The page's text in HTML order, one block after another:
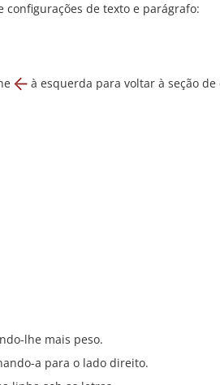
configurações de texto e parágrafo:
à esquerda para voltar à seção de
lhe mais peso.
a para o lado direito.